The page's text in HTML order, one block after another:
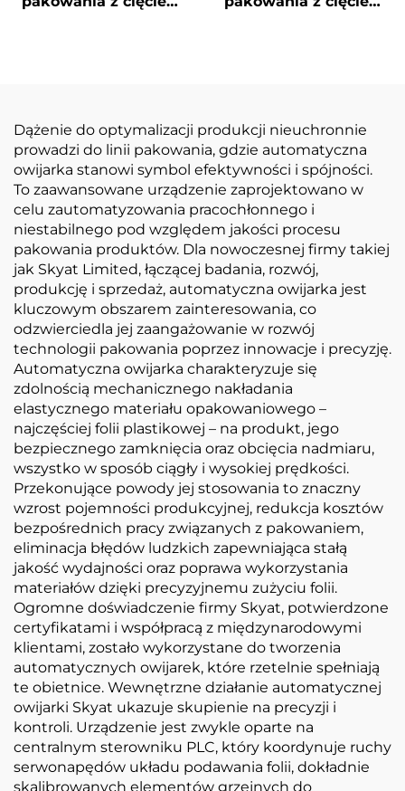
Dążenie do optymalizacji produkcji nieuchronnie
prowadzi do linii pakowania, gdzie automatyczna
owijarka stanowi symbol efektywności i spójności.
To zaawansowane urządzenie zaprojektowano w
celu zautomatyzowania pracochłonnego i
niestabilnego pod względem jakości procesu
pakowania produktów. Dla nowoczesnej firmy takiej
jak Skyat Limited, łączącej badania, rozwój,
produkcję i sprzedaż, automatyczna owijarka jest
kluczowym obszarem zainteresowania, co
odzwierciedla jej zaangażowanie w rozwój
technologii pakowania poprzez innowacje i precyzję.
Automatyczna owijarka charakteryzuje się
zdolnością mechanicznego nakładania
elastycznego materiału opakowaniowego –
najczęściej folii plastikowej – na produkt, jego
bezpiecznego zamknięcia oraz obcięcia nadmiaru,
wszystko w sposób ciągły i wysokiej prędkości.
Przekonujące powody jej stosowania to znaczny
wzrost pojemności produkcyjnej, redukcja kosztów
bezpośrednich pracy związanych z pakowaniem,
eliminacja błędów ludzkich zapewniająca stałą
jakość wydajności oraz poprawa wykorzystania
materiałów dzięki precyzyjnemu zużyciu folii.
Ogromne doświadczenie firmy Skyat, potwierdzone
certyfikatami i współpracą z międzynarodowymi
klientami, zostało wykorzystane do tworzenia
automatycznych owijarek, które rzetelnie spełniają
te obietnice. Wewnętrzne działanie automatycznej
owijarki Skyat ukazuje skupienie na precyzji i
kontroli. Urządzenie jest zwykle oparte na
centralnym sterowniku PLC, który koordynuje ruchy
serwonapędów układu podawania folii, dokładnie
skalibrowanych elementów grzejnych do